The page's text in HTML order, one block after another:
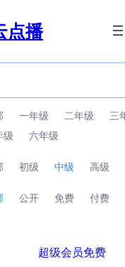
点播
一年级 二年级 三
级
六年级
初级 中级 高级
公开 免费 付费
超级会员免费